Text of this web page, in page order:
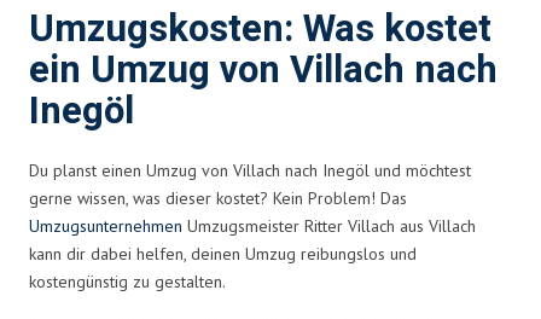
Umzugskosten: Was kostet
ein Umzug von Villach nach
Inegöl
Du planst einen Umzug von Villach nach Inegöl und möchtest
gerne wissen, was dieser kostet? Kein Problem! Das
Umzugsunternehmen Umzugsmeister Ritter Villach aus Villach
kann dir dabei helfen, deinen Umzug reibungslos und
kostengünstig zu gestalten.